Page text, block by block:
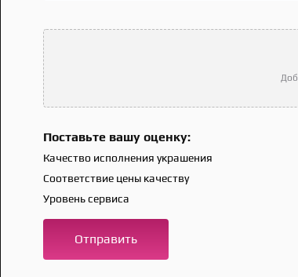
Поставьте вашу оценку:
Качество исполнения украшения
Соответствие цены качеству
Уровень сервиса
Отправить